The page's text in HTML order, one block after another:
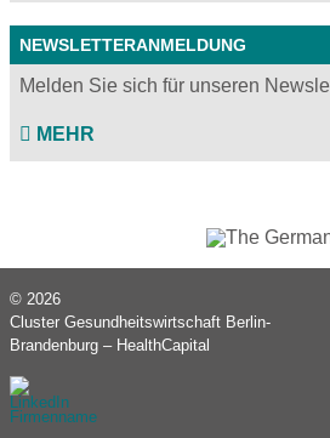
NEWSLETTERANMELDUNG
Melden Sie sich für unseren
MEHR
© 2026
Cluster Gesundheitswirtschaft Berlin-
Brandenburg – HealthCapital